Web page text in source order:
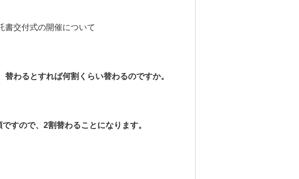
書交付式の開催について
わるとすれば何割くらい替わるのですか。
すので、2割替わることになります。